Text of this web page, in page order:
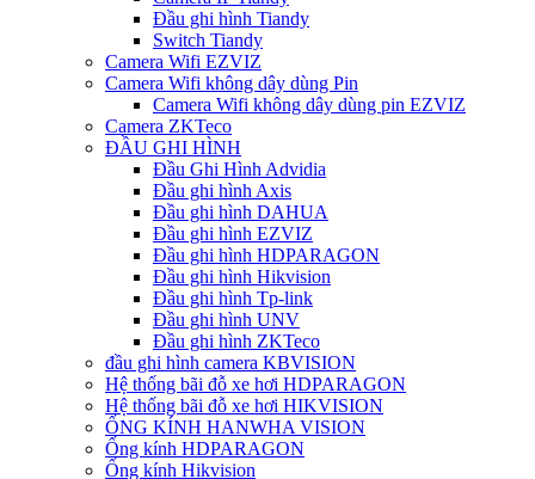
Đầu ghi hình Tiandy
Switch Tiandy
Camera Wifi EZVIZ
Camera Wifi không dây dùng Pin
Camera Wifi không dây dùng pin EZVIZ
Camera ZKTeco
ĐẦU GHI HÌNH
Đầu Ghi Hình Advidia
Đầu ghi hình Axis
Đầu ghi hình DAHUA
Đầu ghi hình EZVIZ
Đầu ghi hình HDPARAGON
Đầu ghi hình Hikvision
Đầu ghi hình Tp-link
Đầu ghi hình UNV
Đầu ghi hình ZKTeco
đầu ghi hình camera KBVISION
Hệ thống bãi đỗ xe hơi HDPARAGON
Hệ thống bãi đỗ xe hơi HIKVISION
ỐNG KÍNH HANWHA VISION
Ống kính HDPARAGON
Ống kính Hikvision